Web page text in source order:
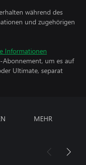
während des
und zugehörigen
Informationen
um es auf
Ultimate, separat
MEHR